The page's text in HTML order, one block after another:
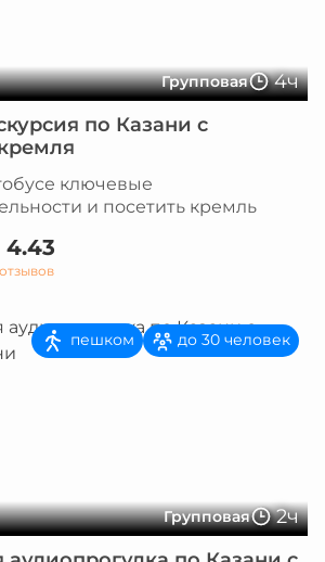
Групповая 4ч
по Казани с
ключевые
и посетить кремль
4.43
Групповая 2ч
пешком до 30 человек